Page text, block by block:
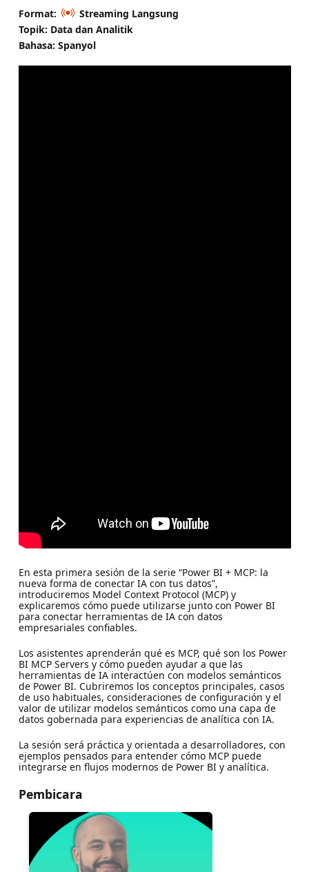
Format:
Streaming Langsung
Topik: Data dan Analitik
Bahasa: Spanyol
En esta primera sesión de la serie “Power BI + MCP: la
nueva forma de conectar IA con tus datos”,
introduciremos Model Context Protocol (MCP) y
explicaremos cómo puede utilizarse junto con Power BI
para conectar herramientas de IA con datos
empresariales confiables.
Los asistentes aprenderán qué es MCP, qué son los Power
BI MCP Servers y cómo pueden ayudar a que las
herramientas de IA interactúen con modelos semánticos
de Power BI. Cubriremos los conceptos principales, casos
de uso habituales, consideraciones de configuración y el
valor de utilizar modelos semánticos como una capa de
datos gobernada para experiencias de analítica con IA.
La sesión será práctica y orientada a desarrolladores, con
ejemplos pensados para entender cómo MCP puede
integrarse en flujos modernos de Power BI y analítica.
Pembicara